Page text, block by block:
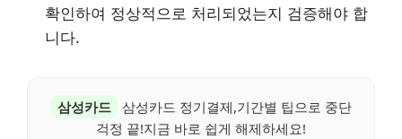
확인하여 정상적으로 처리되었는지 검증해야 합
니다.
삼성카드 삼성카드 정기결제,기간별 팁으로 중단
걱정 끝!지금 바로 쉽게 해제하세요!